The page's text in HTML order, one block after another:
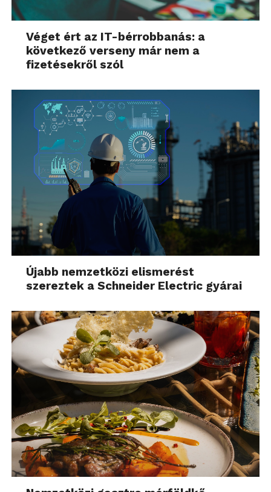
Véget ért az IT-bérrobbanás: a
következő verseny már nem a
fizetésekről szól
Újabb nemzetközi elismerést
szereztek a Schneider Electric gyárai